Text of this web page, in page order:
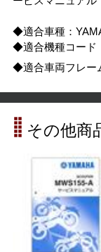
◆適合車種：
◆適合機種コード
◆適合車両フレー
その他商